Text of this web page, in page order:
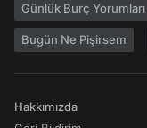
Günlük Burç Yorumları
Bugün Ne Pişirsem
Hakkımızda